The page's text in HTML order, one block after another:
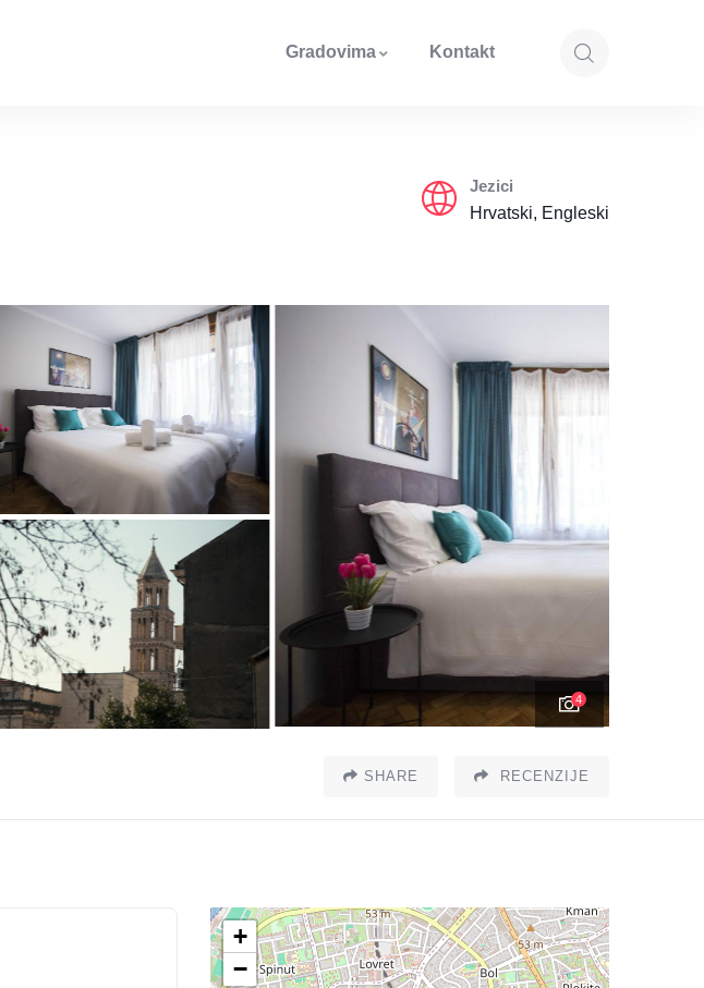
Gradovima Kontakt
Jezici
Hrvatski, Engleski
4
SHARE RECENZIJE
+
−